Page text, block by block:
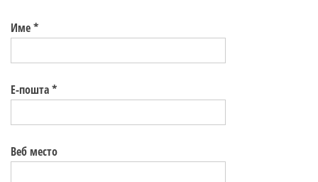
Име*
Е-пошта*
Веб место